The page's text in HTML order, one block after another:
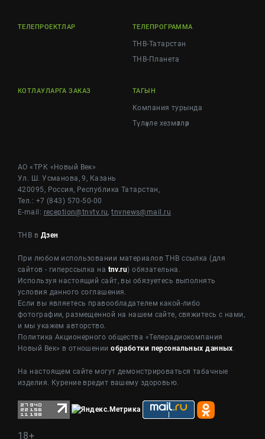
ТЕЛЕПРОЕКТЛАР ТЕЛЕПРОГРАММА
ТНВ-Татарстан
ТНВ-Планета
КОТЛАУЛАРГА ЗАКАЗ ТАГЫН
Компания турында
Түләүле хезмәтләр
АО «ТРК «Новый Век»
Ул. Ш. Усманова, 9, Казань
420095, Россия, Республика Татарстан,
Тел.: +7 (843) 570-50-00
E-mail: reception@tnvtv.ru,tnvnews@mail.ru
ТНВ в Дзен
При любом использовании материалов ТНВ ссылка (для
сайтов - гиперссылка на tnv.ru) обязательна.
Используя настоящий сайт, вы обязуетесь выполнять
условия данного соглашения.
Если вы являетесь правообладателем какой-либо
фотографии, размещенной на нашем сайте, свяжитесь с нами,
и мы укажем авторство.
Политика Акционерного общества «Телерадиокомпания
Новый Век» в отношенииобработки персональных данных.
На настоящем сайте могут демонстрироваться табачные
изделия. Курение вредит вашему здоровью.
18+